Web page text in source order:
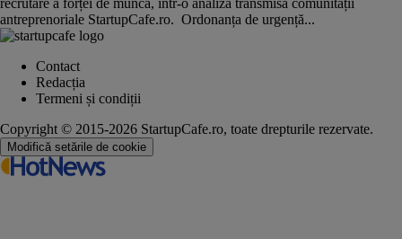
antreprenoriale StartupCafe.ro. Ordonanța de urgență...
Contact
Redacția
Termeni și condiții
Copyright © 2015-2026 StartupCafe.ro, toate drepturile rezervate.
Modifică setările de cookie